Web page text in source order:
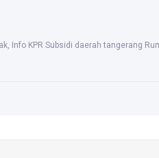
Info KPR Subsidi daerah tangerang